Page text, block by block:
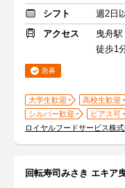
シフト
週2日
アクセス
曳舟駅
徒歩1
急募
大学生歓迎 高校生歓迎
シルバー歓迎
ピアス可
ロイヤルフードサービス株
回転寿司みさき エキア